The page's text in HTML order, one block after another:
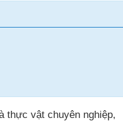
thực vật chuyên nghiệp,